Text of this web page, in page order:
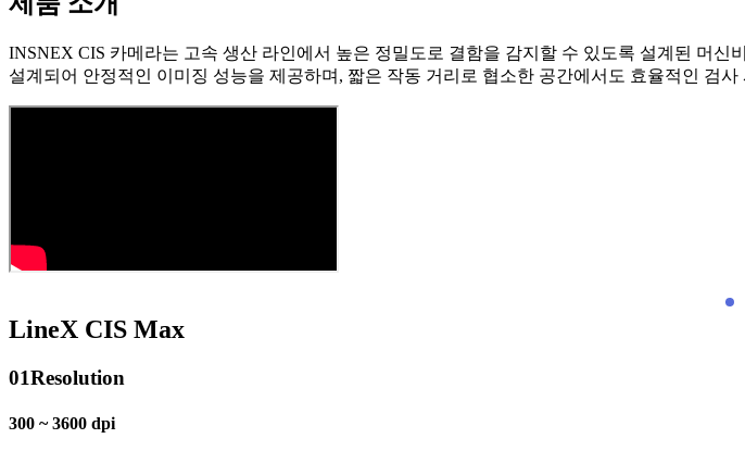
INSNEX CIS 카메라는 고속 생산 라인에서 높은 정밀도로 결함을 감지할 수 있도록 설계된 머신
설계되어 안정적인 이미징 성능을 제공하며, 짧은 작동 거리로 협소한 공간에서도 효율적인 검
LineX CIS Max
01Resolution
300 ~ 3600 dpi